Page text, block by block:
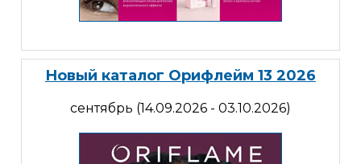
Новый каталог Орифлейм 13 2026
сентябрь (14.09.2026 - 03.10.2026)